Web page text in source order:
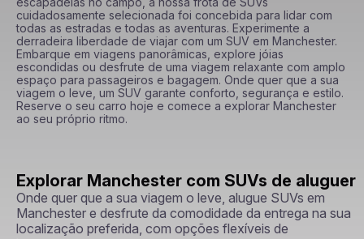
cuidadosamente selecionada foi concebida para lidar com
todas as estradas e todas as aventuras. Experimente a
derradeira liberdade de viajar com um SUV em Manchester.
Embarque em viagens panorâmicas, explore jóias
escondidas ou desfrute de uma viagem relaxante com amplo
espaço para passageiros e bagagem. Onde quer que a sua
viagem o leve, um SUV garante conforto, segurança e estilo.
Reserve o seu carro hoje e comece a explorar Manchester
ao seu próprio ritmo.
Explorar Manchester com SUVs de aluguer
Onde quer que a sua viagem o leve, alugue SUVs em
Manchester e desfrute da comodidade da entrega na sua
localização preferida, com opções flexíveis de